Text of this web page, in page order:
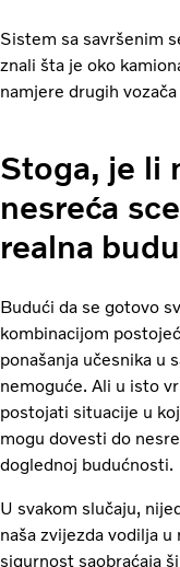
Sistem sa savršenim
znali šta je oko
namjere drugih
Stoga, je li
nesreća
realna
Budući da se gotovo
kombinacijom
ponašanja učesnika u
nemoguće. Ali u isto
postojati situacije u
mogu dovesti do
doglednoj budućnosti.
U svakom slučaju,
naša zvijezda vodilja
sigurnost saobraćaja